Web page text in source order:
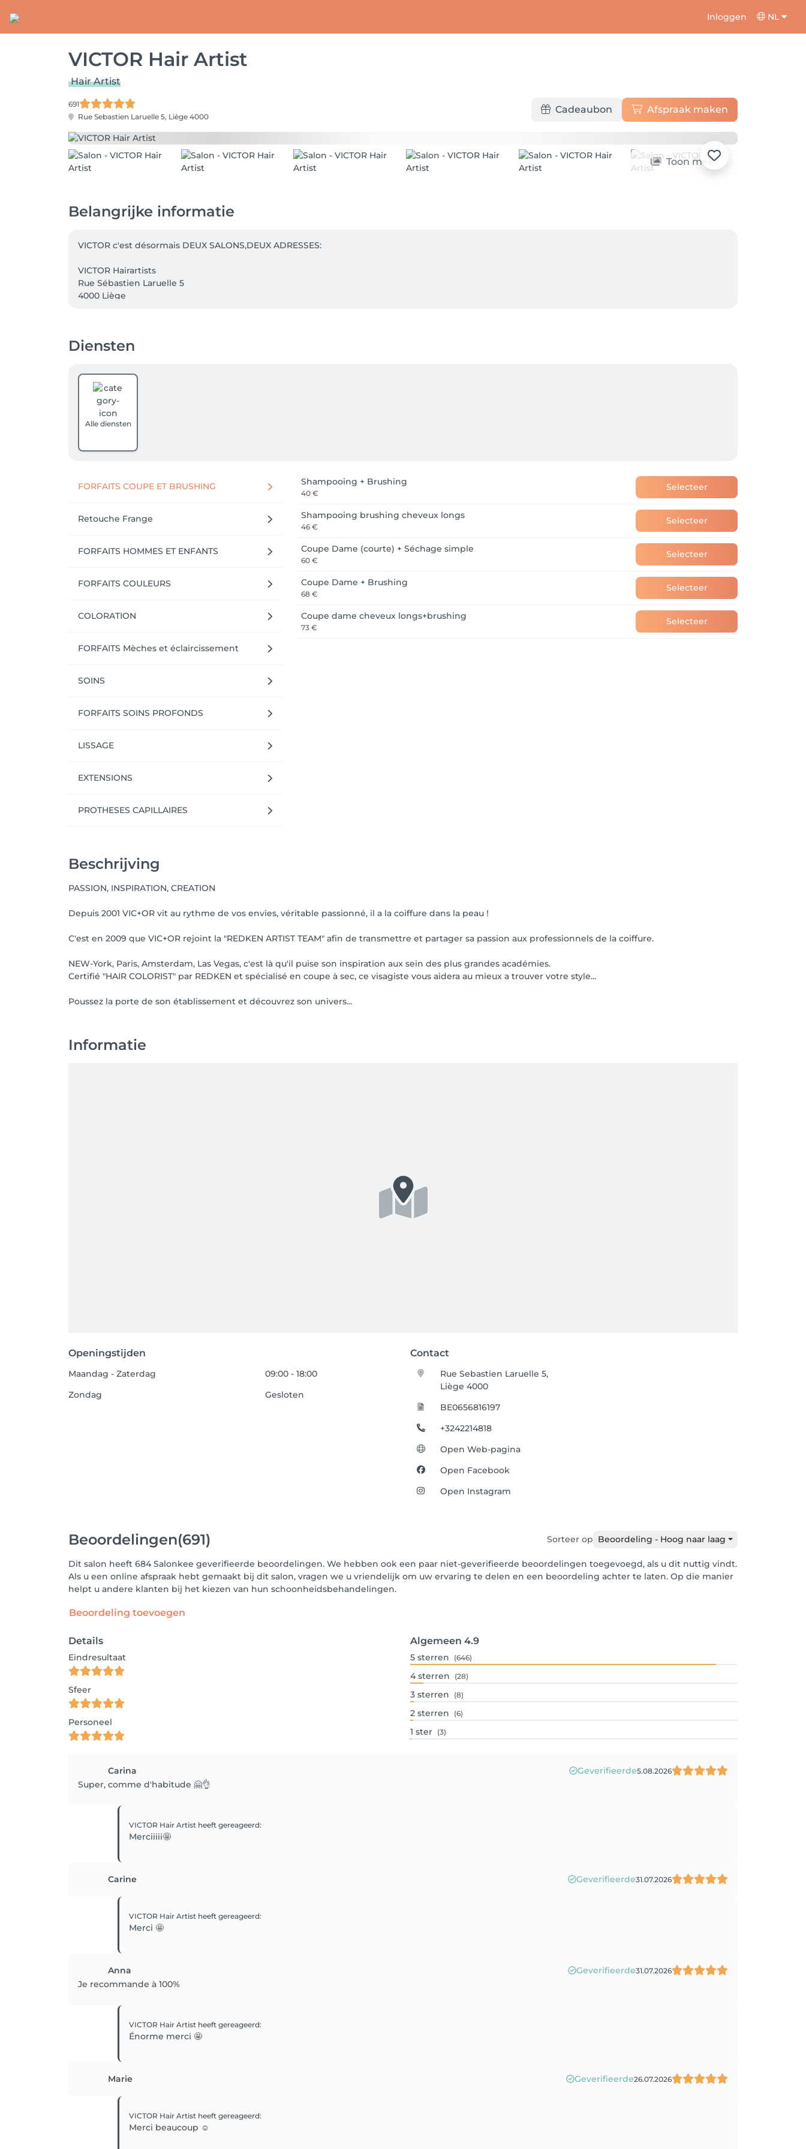
Inloggen NL
VICTOR Hair Artist
Hair Artist
691
Rue Sebastien Laruelle 5, Liège 4000
Cadeaubon Afspraak maken
Toon meer
Belangrijke informatie
VICTOR c'est désormais DEUX SALONS,DEUX ADRESSES:
VICTOR Hairartists
Rue Sébastien Laruelle 5
4000 Liège
Le salon de coiffure COMPLÉMENT par Victor
4000 Liège
RETROUVEZ BARBARA ET BASTIAN dès le 20 mai 2026 dans notre nouvel espace COMPLÉMENT rue des Croisiers 19
(TEL:04/239.22.29)
À bientôt !
Diensten
Alle diensten
FORFAITS COUPE ET BRUSHING
Retouche Frange
FORFAITS HOMMES ET ENFANTS
FORFAITS COULEURS
COLORATION
FORFAITS Mèches et éclaircissement
SOINS
FORFAITS SOINS PROFONDS
LISSAGE
EXTENSIONS
PROTHESES CAPILLAIRES
Shampooing + Brushing
40 €
Selecteer
Shampooing brushing cheveux longs
46 €
Selecteer
Coupe Dame (courte) + Séchage simple
60 €
Selecteer
Coupe Dame + Brushing
68 €
Selecteer
Coupe dame cheveux longs+brushing
73 €
Selecteer
Beschrijving
PASSION, INSPIRATION, CREATION
Depuis 2001 VIC+OR vit au rythme de vos envies, véritable passionné, il a la coiffure dans la peau !
C'est en 2009 que VIC+OR rejoint la "REDKEN ARTIST TEAM" afin de transmettre et partager sa passion aux professionnels de la coiffure.
NEW-York, Paris, Amsterdam, Las Vegas, c'est là qu'il puise son inspiration aux sein des plus grandes académies.
Certifié "HAIR COLORIST" par REDKEN et spécialisé en coupe à sec, ce visagiste vous aidera au mieux a trouver votre style...
Poussez la porte de son établissement et découvrez son univers...
Informatie
Openingstijden Contact
Maandag - Zaterdag
09:00 - 18:00
Zondag
Gesloten
Rue Sebastien Laruelle 5,
Liège 4000
BE0656816197
+3242214818
Open Web-pagina
Open Facebook
Open Instagram
Beoordelingen(691) Sorteer op Beoordeling - Hoog naar laag
Dit salon heeft 684 Salonkee geverifieerde beoordelingen. We hebben ook een paar niet-geverifieerde beoordelingen toegevoegd, als u dit nuttig vindt.
Als u een online afspraak hebt gemaakt bij dit salon, vragen we u vriendelijk om uw ervaring te delen en een beoordeling achter te laten. Op die manier
helpt u andere klanten bij het kiezen van hun schoonheidsbehandelingen.
Beoordeling toevoegen
Details
Eindresultaat
Sfeer
Personeel
Algemeen 4.9
5 sterren (646)
4 sterren (28)
3 sterren (8)
2 sterren (6)
1 ster (3)
Carina Geverifieerde5.08.2026
Super, comme d'habitude 🤗👌
VICTOR Hair Artist heeft gereageerd:
Merciiiii🤩
Carine Geverifieerde31.07.2026
VICTOR Hair Artist heeft gereageerd:
Merci 🤩
Anna Geverifieerde31.07.2026
Je recommande à 100%
VICTOR Hair Artist heeft gereageerd:
Énorme merci 🤩
Marie Geverifieerde26.07.2026
VICTOR Hair Artist heeft gereageerd:
Merci beaucoup ☺️